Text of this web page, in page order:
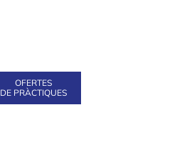
OFERTES
DE PRÀCTIQUES